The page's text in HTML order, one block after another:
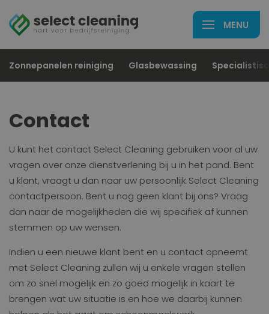
Zonnepanelen reiniging Glasbewassing
Contact
U kunt het contact Select Cleaning gebruiken voor al uw
vragen over onze dienstverlening bij u in het pand. Bent
u klant, vraagt u dan naar uw persoonlijk Select Cleaning
contactpersoon. Bent u nog geen klant bij ons? Vraag
dan naar de mogelijkheden die wij specifiek af kunnen
stemmen op uw wensen.
Indien u een nieuwe klant bent en u contact opneemt
met Select Cleaning zullen wij u enkele vragen stellen
om zo snel mogelijk en zo goed mogelijk in kaart te
brengen wat uw situatie is en hoe we daarbij kunnen